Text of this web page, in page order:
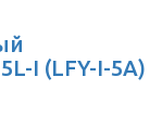
I (LFY-I-5A)